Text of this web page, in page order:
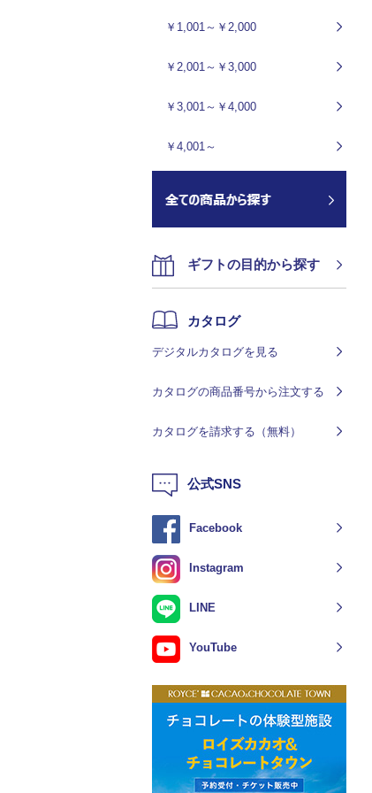
￥1,001～￥2,000
￥2,001～￥3,000
￥3,001～￥4,000
￥4,001～
ギフトの目的から探す
カタログ
デジタルカタログを見る
カタログの商品番号から注文する
カタログを請求する（無料）
公式SNS
Facebook
Instagram
LINE
YouTube